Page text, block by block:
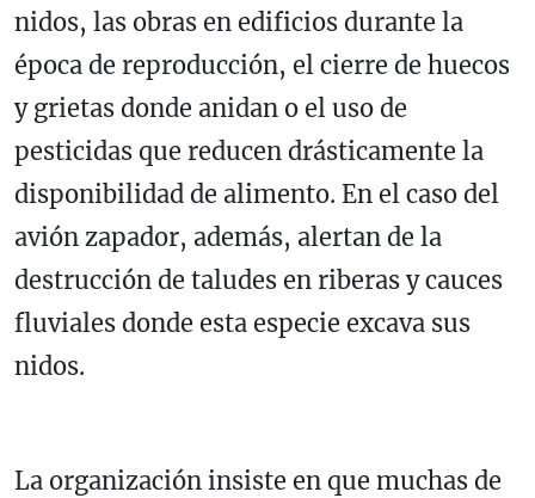
nidos, las obras en edificios durante la
época de reproducción, el cierre de huecos
y grietas donde anidan o el uso de
pesticidas que reducen drásticamente la
disponibilidad de alimento. En el caso del
avión zapador, además, alertan de la
destrucción de taludes en riberas y cauces
fluviales donde esta especie excava sus
nidos.
La organización insiste en que muchas de